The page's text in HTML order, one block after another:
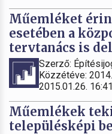
Műemléket
esetében a
tervtanács is
Szerző:
Közzétéve:
2015.01.26. 16:41
Műemlékek
településképi